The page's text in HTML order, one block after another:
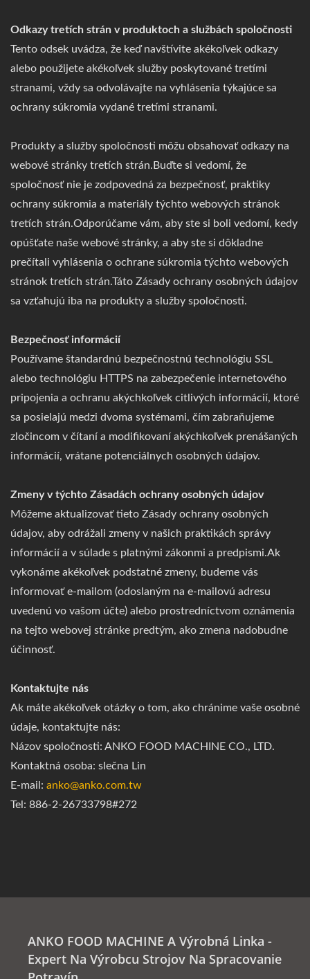
Odkazy tretích strán v produktoch a službách spoločnosti
Tento odsek uvádza, že keď navštívite akékoľvek odkazy
alebo použijete akékoľvek služby poskytované tretími
stranami, vždy sa odvolávajte na vyhlásenia týkajúce sa
ochrany súkromia vydané tretími stranami.
Produkty a služby spoločnosti môžu obsahovať odkazy na
webové stránky tretích strán.Buďte si vedomí, že
spoločnosť nie je zodpovedná za bezpečnosť, praktiky
ochrany súkromia a materiály týchto webových stránok
tretích strán.Odporúčame vám, aby ste si boli vedomí, kedy
opúšťate naše webové stránky, a aby ste si dôkladne
prečítali vyhlásenia o ochrane súkromia týchto webových
stránok tretích strán.Táto Zásady ochrany osobných údajov
sa vzťahujú iba na produkty a služby spoločnosti.
Bezpečnosť informácií
Používame štandardnú bezpečnostnú technológiu SSL
alebo technológiu HTTPS na zabezpečenie internetového
pripojenia a ochranu akýchkoľvek citlivých informácií, ktoré
sa posielajú medzi dvoma systémami, čím zabraňujeme
zločincom v čítaní a modifikovaní akýchkoľvek prenášaných
informácií, vrátane potenciálnych osobných údajov.
Zmeny v týchto Zásadách ochrany osobných údajov
Môžeme aktualizovať tieto Zásady ochrany osobných
údajov, aby odrážali zmeny v našich praktikách správy
informácií a v súlade s platnými zákonmi a predpismi.Ak
vykonáme akékoľvek podstatné zmeny, budeme vás
informovať e-mailom (odoslaným na e-mailovú adresu
uvedenú vo vašom účte) alebo prostredníctvom oznámenia
na tejto webovej stránke predtým, ako zmena nadobudne
účinnosť.
Kontaktujte nás
Ak máte akékoľvek otázky o tom, ako chránime vaše osobné
údaje, kontaktujte nás:
Názov spoločnosti: ANKO FOOD MACHINE CO., LTD.
Kontaktná osoba: slečna Lin
E-mail: anko@anko.com.tw
Tel: 886-2-26733798#272
ANKO FOOD MACHINE A Výrobná Linka -
Expert Na Výrobcu Strojov Na Spracovanie